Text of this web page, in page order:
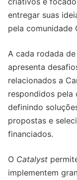
entregar suas
pela comunidade
A cada rodada
apresenta
relacionados a
respondidos pela
definindo
propostas e
financiados.
O Catalyst
implementem